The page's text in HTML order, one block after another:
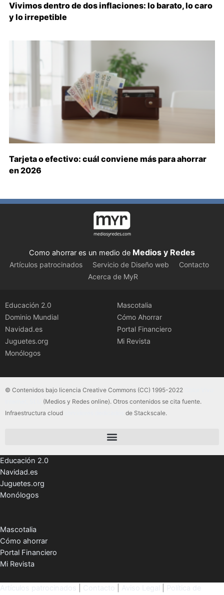
Vivimos dentro de dos inflaciones: lo barato, lo caro
y lo irrepetible
Tarjeta o efectivo: cuál conviene más para ahorrar
en 2026
Como ahorrar es un medio de Medios y Redes
Artículos patrocinados Servicio de Diseño web
Contacto
Acerca de MyR
Educación 2.0
Dominio Mundial
Navidad.es
Juguetes.org
Monólogos
Mascotalia
Cómo Ahorrar
Portal Financiero
Mi Revista
© Contenidos bajo licencia Creative Commons (CC) 1995-2022
(Medios y Redes online). Otros contenidos se cita fuente.
Infraestructura cloud
de Stackscale.
Educación 2.0
Navidad.es
Juguetes.org
Monólogos
Mascotalia
Cómo ahorrar
Portal Financiero
Mi Revista